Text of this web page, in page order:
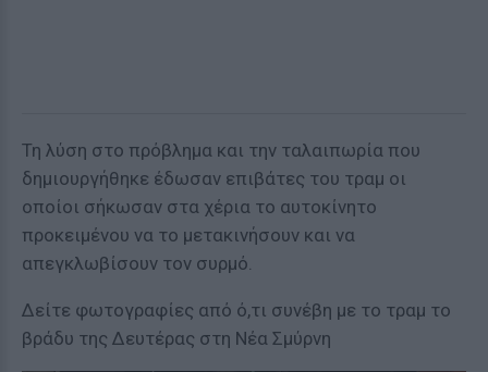
Τη λύση στο πρόβλημα και την ταλαιπωρία που
δημιουργήθηκε έδωσαν επιβάτες του τραμ οι
οποίοι σήκωσαν στα χέρια το αυτοκίνητο
προκειμένου να το μετακινήσουν και να
απεγκλωβίσουν τον συρμό.
Δείτε φωτογραφίες από ό,τι συνέβη με το τραμ το
βράδυ της Δευτέρας στη Νέα Σμύρνη